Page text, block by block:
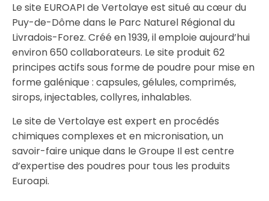
Le site EUROAPI de Vertolaye est situé au cœur du
Puy-de-Dôme dans le Parc Naturel Régional du
Livradois-Forez. Créé en 1939, il emploie aujourd’hui
environ 650 collaborateurs. Le site produit 62
principes actifs sous forme de poudre pour mise en
forme galénique : capsules, gélules, comprimés,
sirops, injectables, collyres, inhalables.
Le site de Vertolaye est expert en procédés
chimiques complexes et en micronisation, un
savoir-faire unique dans le Groupe Il est centre
d’expertise des poudres pour tous les produits
Euroapi.